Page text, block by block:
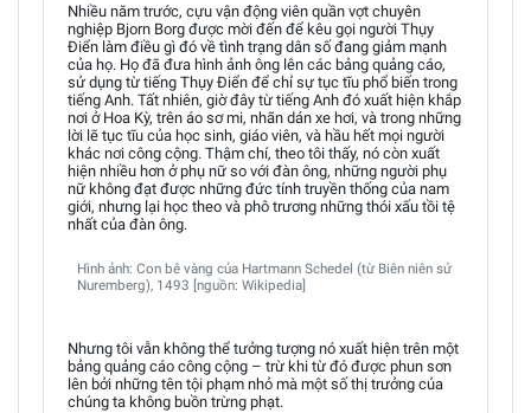
Nhiều năm trước, cựu vận động viên quần vợt chuyên
nghiệp Bjorn Borg được mời đến để kêu gọi người Thụy
Điển làm điều gì đó về tình trạng dân số đang giảm mạnh
của họ. Họ đã đưa hình ảnh ông lên các bảng quảng cáo,
sử dụng từ tiếng Thụy Điển để chỉ sự tục tĩu phổ biến trong
tiếng Anh. Tất nhiên, giờ đây từ tiếng Anh đó xuất hiện khắp
nơi ở Hoa Kỳ, trên áo sơ mi, nhãn dán xe hơi, và trong những
lời lẽ tục tĩu của học sinh, giáo viên, và hầu hết mọi người
khác nơi công cộng. Thậm chí, theo tôi thấy, nó còn xuất
hiện nhiều hơn ở phụ nữ so với đàn ông, những người phụ
nữ không đạt được những đức tính truyền thống của nam
giới, nhưng lại học theo và phô trương những thói xấu tồi tệ
nhất của đàn ông.
Hình ảnh: Con bê vàng của Hartmann Schedel (từ Biên niên sử
Nuremberg), 1493 [nguồn: Wikipedia]
Nhưng tôi vẫn không thể tưởng tượng nó xuất hiện trên một
bảng quảng cáo công cộng – trừ khi từ đó được phun sơn
lên bởi những tên tội phạm nhỏ mà một số thị trưởng của
chúng ta không buồn trừng phạt.